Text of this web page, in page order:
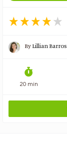
By Lillian Barros
20 min